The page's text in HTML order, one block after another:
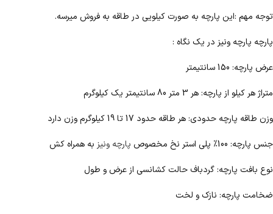
توجه مهم :این پارچه به صورت کیلویی در طاقه به فروش میرسه.
پارچه پارچه ونيز در یک نگاه :
عرض پارچه: 150 سانتیمتر
متراژ هر کیلو از پارچه: هر 3 متر 80 سانتیمتر یک کیلوگرم
وزن طاقه پارچه حدودی: هر طاقه حدود 17 تا 19 کیلوگرم وزن دارد
جنس پارچه: 100% پلی استر نخ مخصوص
پارچه ونیز به همراه کش
نوع بافت پارچه: گردباف حالت کشانسی از عرض و طول
ضخامت پارچه: نازک و لخت